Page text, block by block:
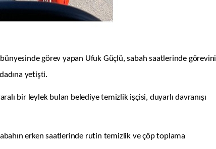
görev yapan Ufuk Güçlü, sabah saatlerinde görevini
yetişti.
bir leylek bulan belediye temizlik işçisi, duyarlı davranışı
erken saatlerinde rutin temizlik ve çöp toplama